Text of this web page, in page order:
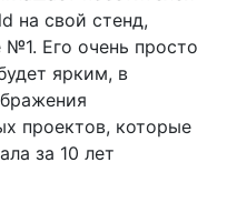
на свой стенд,
Его очень просто
ярким, в
проектов, которые
за 10 лет